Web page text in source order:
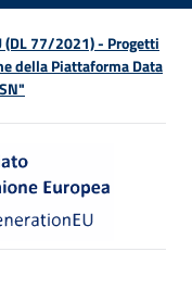
(DL 77/2021) - Progetti
della Piattaforma Data